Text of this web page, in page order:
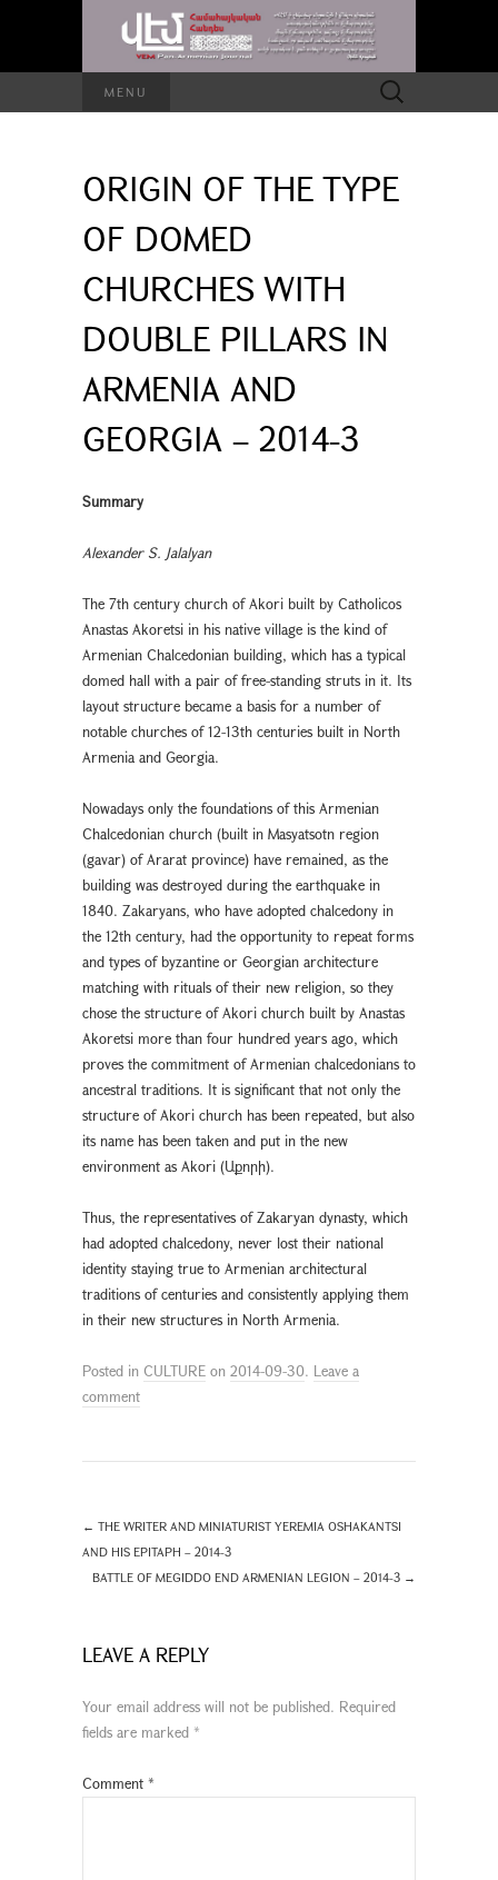
MENU
Search
for:
ORIGIN OF THE TYPE
OF DOMED
CHURCHES WITH
DOUBLE PILLARS IN
ARMENIA AND
GEORGIA – 2014-3
Summary
Alexander S. Jalalyan
The 7th century church of Akori built by Catholicos
Anastas Akoretsi in his native village is the kind of
Armenian Chalcedonian building, which has a typical
domed hall with a pair of free-standing struts in it. Its
layout structure became a basis for a number of
notable churches of 12-13th centuries built in North
Armenia and Georgia.
Nowadays only the foundations of this Armenian
Chalcedonian church (built in Masyatsotn region
(gavar) of Ararat province) have remained, as the
building was destroyed during the earthquake in
1840. Zakaryans, who have adopted chalcedony in
the 12th century, had the opportunity to repeat forms
and types of byzantine or Georgian architecture
matching with rituals of their new religion, so they
chose the structure of Akori church built by Anastas
Akoretsi more than four hundred years ago, which
proves the commitment of Armenian chalcedonians to
ancestral traditions. It is significant that not only the
structure of Akori church has been repeated, but also
its name has been taken and put in the new
environment as Akori (Աքորի).
Thus, the representatives of Zakaryan dynasty, which
had adopted chalcedony, never lost their national
identity staying true to Armenian architectural
traditions of centuries and consistently applying them
in their new structures in North Armenia.
Posted in CULTURE on 2014-09-30. Leave a
comment
← THE WRITER AND MINIATURIST YEREMIA OSHAKANTSI
AND HIS EPITAPH – 2014-3
BATTLE OF MEGIDDO END ARMENIAN LEGION – 2014-3 →
LEAVE A REPLY
Your email address will not be published. Required
fields are marked *
Comment *